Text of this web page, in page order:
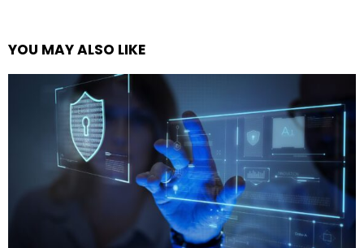
YOU MAY ALSO LIKE